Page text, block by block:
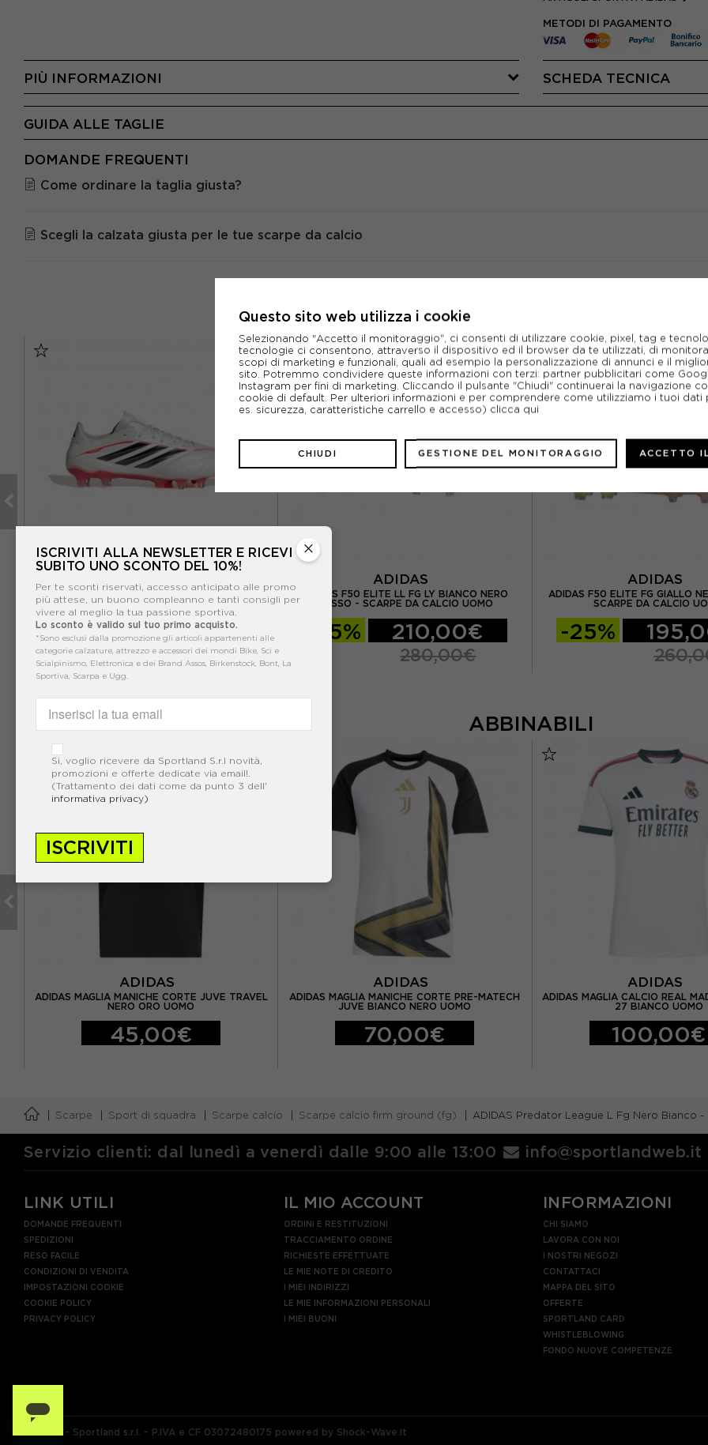
METODI DI PAGAMENTO
PIÙ INFORMAZIONI SCHEDA TECNICA
GUIDA ALLE TAGLIE
DOMANDE FREQUENTI
Come ordinare la taglia giusta?
Scegli la calzata giusta per le tue scarpe da calcio
CONSIGLIATI DA NOI
ADIDAS COPA PURE IV ELITE FG BIANCO NERO
ROSSO - SCARPE DA CALCIO UOMO
-24% 180,00€
240,00€
ADIDAS
ADIDAS F50 ELITE LL FG LY BIANCO NERO
ROSSO - SCARPE DA CALCIO UOMO
-25% 210,00€
280,00€
ADIDAS
ADIDAS F50 ELITE FG GIALLO
SCARPE DA CALCIO
-25%
ABBINABILI
ADIDAS
ADIDAS MAGLIA MANICHE CORTE JUVE TRAVEL
NERO ORO UOMO
45,00€
ADIDAS
ADIDAS MAGLIA MANICHE CORTE PRE-MATECH
JUVE BIANCO NERO UOMO
70,00€
ADIDAS
ADIDAS MAGLIA CALCIO REAL
27 BIANCO UOMO
100,00€
Scarpe Sport di squadra Scarpe calcio Scarpe calcio firm ground (fg) ADIDAS Predator League L Fg Nero Bianco
×
ISCRIVITI ALLA NEWSLETTER E RICEVI
SUBITO UNO SCONTO DEL 10%!
Per te sconti riservati, accesso anticipato alle promo
più attese, un buono compleanno e tanti consigli per
vivere al meglio la tua passione sportiva.
Lo sconto è valido sul tuo primo acquisto.
*Sono esclusi dalla promozione gli articoli appartenenti alle
categorie calzature, attrezzo e accessori dei mondi Bike, Sci e
Scialpinismo, Elettronica e dei Brand Assos, Birkenstock, Bont, La
Sportiva, Scarpa e Ugg.
Si, voglio ricevere da Sportland S.r.l novità,
promozioni e offerte dedicate via email!.
(Trattamento dei dati come da punto 3 dell'
informativa privacy)
ISCRIVITI
Servizio clienti: dal lunedì a venerdì dalle 9:00 alle 13:00 info@sportlandweb.it
LINK UTILI
DOMANDE FREQUENTI
SPEDIZIONI
RESO FACILE
CONDIZIONI DI VENDITA
IMPOSTAZIONI COOKIE
COOKIE POLICY
PRIVACY POLICY
IL MIO ACCOUNT
ORDINI E RESTITUZIONI
TRACCIAMENTO ORDINE
RICHIESTE EFFETTUATE
LE MIE NOTE DI CREDITO
I MIEI INDIRIZZI
LE MIE INFORMAZIONI PERSONALI
I MIEI BUONI
INFORMAZIONI
CHI SIAMO
LAVORA CON NOI
I NOSTRI NEGOZI
CONTATTACI
MAPPA DEL SITO
OFFERTE
SPORTLAND CARD
WHISTLEBLOWING
FONDO NUOVE COMPETENZE
© 2026 - Sportland s.r.l. - P.IVA e CF 03072480175 powered by Shock-Wave.it
Questo sito web utilizza i cookie
Selezionando "Accetto il monitoraggio", ci consenti di utilizzare cookie, pixel, tag e
tecnologie ci consentono, attraverso il dispositivo ed il browser da te utilizzati, di
scopi di marketing e funzionali, quali ad esempio la personalizzazione di annunci e il
sito. Potremmo condividere queste informazioni con terzi: partner pubblicitari come
Instagram per fini di marketing. Cliccando il pulsante "Chiudi" continuerai la navigazione
cookie di default. Per ulteriori informazioni e per comprendere come utilizziamo i tuoi
es. sicurezza, caratteristiche carrello e accesso) clicca qui
CHIUDI GESTIONE DEL MONITORAGGIO ACCETTO